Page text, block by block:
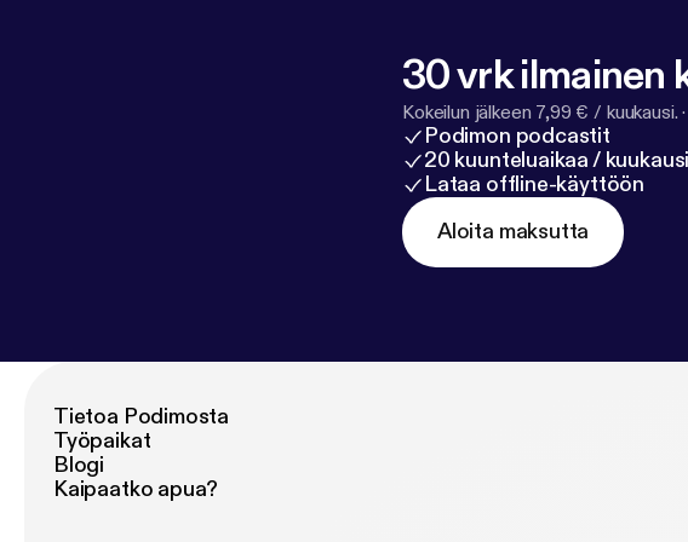
30 vrk ilmainen
Kokeilun jälkeen 7,99 € / kuukausi. ·
Podimon podcastit
20 kuunteluaikaa / kuukausi
Lataa offline-käyttöön
Aloita maksutta
Tietoa Podimosta
Työpaikat
Blogi
Kaipaatko apua?